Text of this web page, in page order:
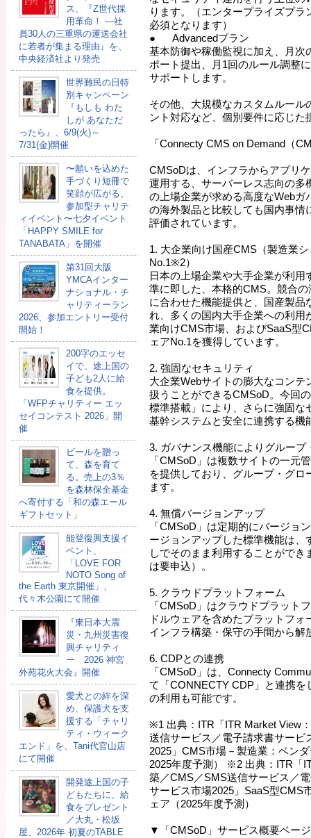
ス、『Z世代採
用革命！ ―社
員30人の三重県の運送会社
に若者が集まる理由』を、
中央経済社より発売
世界難民の日特
別キャンペーン
『もしも わた
しが あなただ
ったら』、6/9(火)～
7/31(金)開催
〜願いを込めた
手づくり短冊で
笑顔が広がる、
参加型チャリテ
ィイベント〜七夕イベント
「HAPPY SMILE for
TANABATA」を開催
第31回大阪
YMCAインター
ナショナル・チ
ャリティーラン
2026、参加エントリー受付
開始！
200字のエッセ
イで、途上国の
子ども2人に給
食を提供。
「WFPチャリティー エッ
セイコンテスト 2026」開
催
ビールを贈っ
て、森を育て
る。売上の3％
を森林保全基金
へ寄付する「和の森エール
ギフトセット」
能登復興支援イ
ベント、
「LOVE FOR
NOTO Song of
the Earth 東京開催」、
代々木公園にて開催
『東日本大震
災・九州災害復
興チャリティ
ー 2026 神宮
外苑花火大会』開催
愛犬との絆を深
め、保護犬を支
援する「チャリ
ティ・ウィーク
エンド」を、Tani代官山店
にて開催
開発途上国の⼦
どもたちに、給
⾷をプレゼント
／大丸・松坂
屋、2026年 初夏のTABLE
ります。（エンタープライズプ
必須となります）
● Advancedプラン
基本防御や稼働監視に加え、月次
ポート提出、月1回のルール調整
サポートします。
その他、大規模なカスタムルール
ント対応など、個別要件に応じた
「Connecty CMS on Demand（
CMSoDは、インフラからアプリ
運用する、サーバーレス志向の多
の上場企業が求める高度なWebガ
の海外製品と比較しても国内事情
評価されています。
1. 大企業向け国産CMS（製造業
No.1※2）
日本の上場企業や大手企業が利用
準に即した、本格的CMS。競合
に合わせた機能提供と、国産製品
れ、多くの国内大手企業への利用
業向けCMS市場、およびSaaS型
ェアNo.1を獲得しています。
2. 強固なセキュリティ
大企業Webサイトの膨大なコンテ
扱うことができるCMSoD。今回
標準搭載」により、さらに強固な
基幹システムと安全に連携する機
3. ガバナンス機能によりグループ
「CMSoD」は複数サイトの一元
を提供しており、グループ・グロ
ます。
4. 無償バージョンアップ
「CMSoD」は定期的にバージョ
ージョンアップした標準機能は、
しでそのまま利用することがで
は要申込）。
5. クラウドプラットフォーム
「CMSoD」はクラウドプラット
ドルウェアを含めたプラットフ
インフラ構築・保守の手間から解
6. CDPとの連携
「CMSoD」は、Connecty
て「CONNECTY CDP」と連携を
の利用も可能です。
※1 出典：ITR「ITR Market View
送信サービス／電子請求書サービ
2025」CMS市場－製造業：ベン
2025年度予測） ※2 出典：ITR「
築／CMS／SMS送信サービス／
サービス市場2025」SaaS型CMS
ェア（2025年度予測）
▼「CMSoD」サービス概要ページ